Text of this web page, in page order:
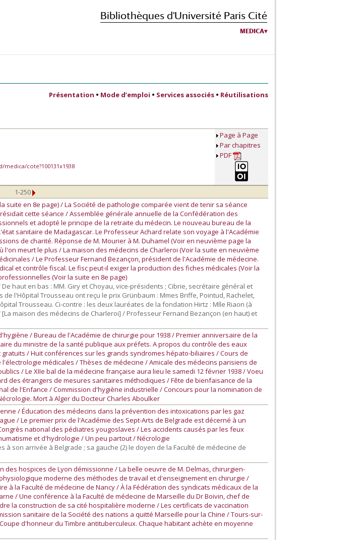
Bibliothèques d'Université Paris Cité
MEDICA
Présentation • Mode d’emploi • Services associés • Réutilisations
cote?100131x1938
Page à Page
Par chapitres
PDF
1-250
suite en 8e page) / La Société de pathologie comparée vient de tenir sa séance
cette séance / Assemblée générale annuelle de la Confédération des
et adopté le principe de la retraite du médecin. Le nouveau bureau de la
sanitaire de Madagascar. Le Professeur Achard relate son voyage à l'Académie
de charité. Réponse de M. Mourier à M. Duhamel (Voir en neuvième page la
meurt le plus / La maison des médecins de Charleroi (Voir la suite en neuvième
/ Le Professeur Fernand Bezançon, président de l'Académie de médecine.
et contrôle fiscal. Le fisc peut-il exiger la production des fiches médicales (Voir la
(Voir la suite en 8e page)
haut en bas : MM. Giry et Choyau, vice-présidents ; Cibrie, secrétaire général et
l'Hôpital Trousseau ont reçu le prix Grünbaum : Mmes Briffe, Pointud, Rachelet,
Trousseau. Ci-contre : les deux lauréates de la fondation Hirtz : Mlle Riaon (à
maison des médecins de Charleroi] / Professeur Fernand Bezançon (en haut) et
/ Bureau de l'Académie de chirurgie pour 1938 / Premier anniversaire de la
du ministre de la santé publique aux préfets. A propos du contrôle des eaux
/ Huit conférences sur les grands syndromes hépato-biliaires / Cours de
médicales / Thèses de médecine / Amicale des médecins parisiens de
/ Le XIIe bal de la médecine française aura lieu le samedi 12 février 1938 / Voeu
des étrangers de mesures sanitaires méthodiques / Fête de bienfaisance de la
de l'Enfance / Commission d'hygiène industrielle / Concours pour la nomination de
Mort à Alger du Docteur Charles Aboulker
/ Éducation des médecins dans la prévention des intoxications par les gaz
/ Le premier prix de l'Académie des Sept-Arts de Belgrade est décerné à un
national des pédiatres yougoslaves / Les accidents causés par les feux
et d'hydrologie / Un peu partout / Nécrologie
son arrivée à Belgrade ; sa gauche (2) le doyen de la Faculté de médecine de
hospices de Lyon démissionne / La belle oeuvre de M. Delmas, chirurgien-
moderne des méthodes de travail et d'enseignement en chirurgie /
à la Faculté de médecine de Nancy / À la Fédération des syndicats médicaux de la
/ Une conférence à la Faculté de médecine de Marseille du Dr Boivin, chef de
la construction de sa cité hospitalière moderne / Les certificats de vaccination
sanitaire de la Société des nations a quitté Marseille pour la Chine / Tours-sur-
d'honneur du Timbre antituberculeux. Chaque habitant achète en moyenne